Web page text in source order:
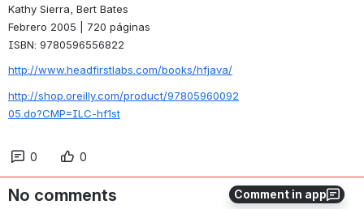
Comment in app
Kathy Sierra, Bert Bates
Febrero 2005 | 720 páginas
ISBN: 9780596556822
http://www.headfirstlabs.com/books/hfjava/
http://shop.oreilly.com/product/97805960092
05.do?CMP=ILC-hf1st
0 0
No comments